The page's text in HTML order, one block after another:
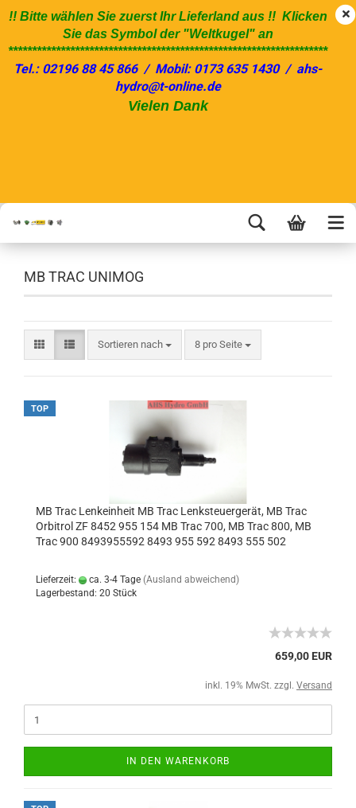
!! Bitte wählen Sie zuerst Ihr Lieferland aus !! Klicken
Sie das Symbol der "Weltkugel" an
*******************************************************************
Tel.: 02196 88 45 866 / Mobil: 0173 635 1430 / ahs-
hydro@t-online.de
Vielen Dank
MB TRAC UNIMOG
Sortieren nach 8 pro Seite
TOP
MB Trac Lenkeinheit MB Trac Lenksteuergerät, MB Trac
Orbitrol ZF 8452 955 154 MB Trac 700, MB Trac 800, MB
Trac 900 8493955592 8493 955 592 8493 555 502
Lieferzeit: ca. 3-4 Tage (Ausland abweichend)
Lagerbestand: 20 Stück
659,00 EUR
inkl. 19% MwSt. zzgl. Versand
IN DEN WARENKORB